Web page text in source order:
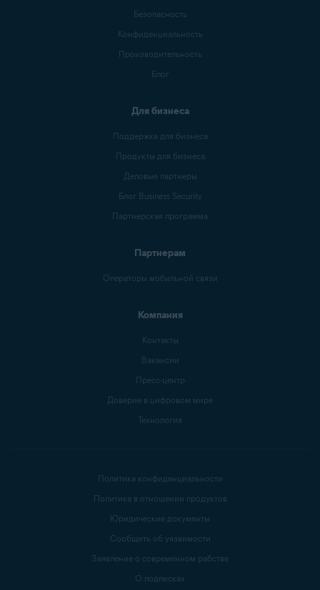
Безопасность
Конфиденциальность
Производительность
Блог
Для бизнеса
Поддержка для бизнеса
Продукты для бизнеса
Деловые партнеры
Блог Business Security
Партнерская программа
Партнерам
Операторы мобильной связи
Компания
Контакты
Вакансии
Пресс-центр
Доверие в цифровом мире
Технология
Политика конфиденциальности
Политика в отношении продуктов
Юридические документы
Сообщить об уязвимости
Заявление о современном рабстве
О подписках